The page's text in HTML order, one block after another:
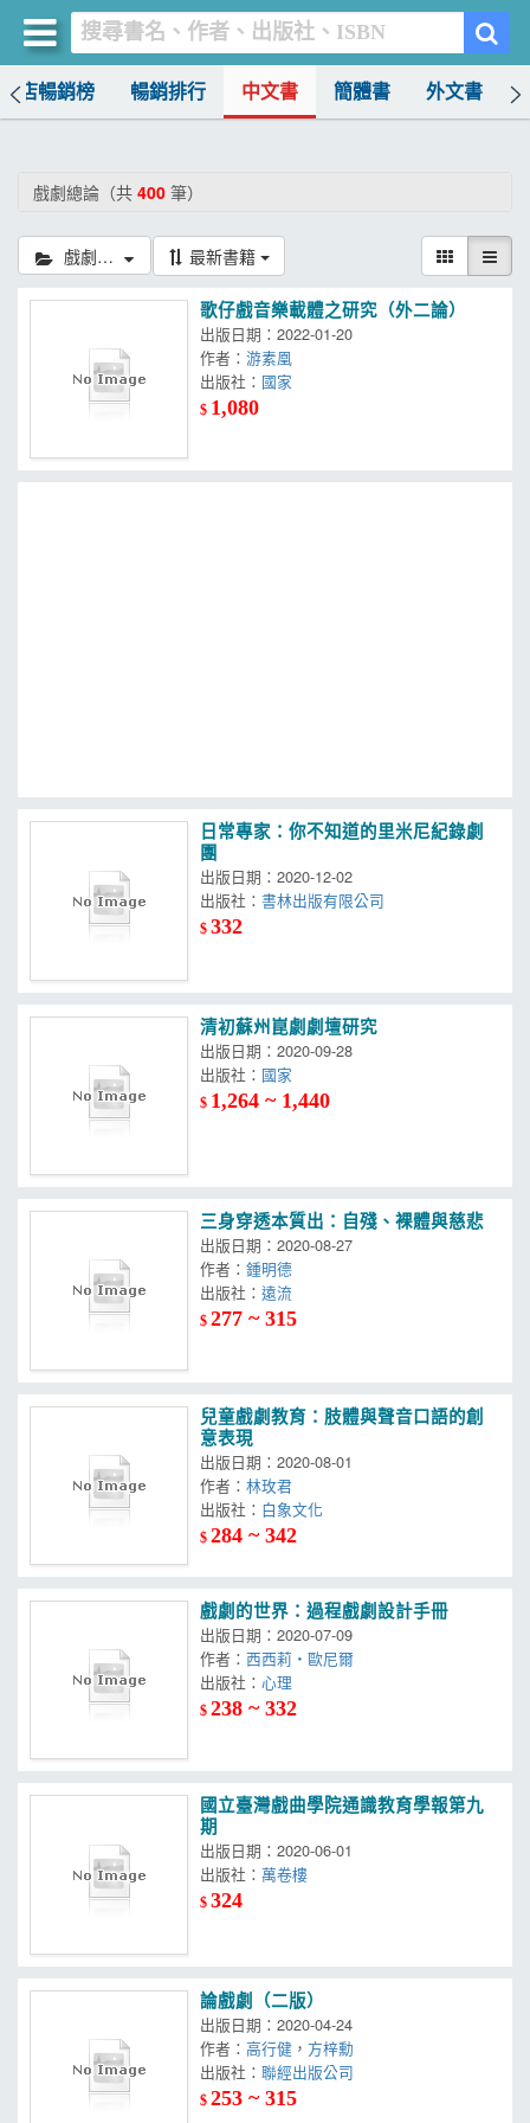
書店暢銷榜 暢銷排行 中文書 簡體書 外文書
戲劇總論（共 400 筆）
戲劇總論 最新書籍
歌仔戲音樂載體之研究（外二論）
出版日期：2022-01-20
作者：游素凰
出版社：
$ 1,080
日常專家：你不知道的里米尼紀錄劇
團
出版日期：2020-12-02
出版社：書林出版有限公司
$332
清初蘇州崑劇劇壇研究
出版日期：2020-09-28
出版社： 國家
$ 1,264 ~ 1,440
三身穿透本質出：自殘、裸體與慈悲
出版日期：2020-08-27
作者：鍾明德
出版社：
$277 ~ 315
兒童戲劇教育：肢體與聲音口語的創
意表現
出版日期：2020-08-01
作者：林玫君
出版社：
$284 ~ 342
戲劇的世界：過程戲劇設計手冊
出版日期：2020-07-09
作者：西西莉‧歐尼爾
出版社：
$238 ~ 332
國立臺灣戲曲學院通識教育學報第九
期
出版日期：2020-06-01
出版社：
$324
論戲劇（二版）
出版日期：2020-04-24
作者：高行健 ，方梓勳
出版社：
$253 ~ 315
買書網
書店暢銷榜
簡體書
外文書